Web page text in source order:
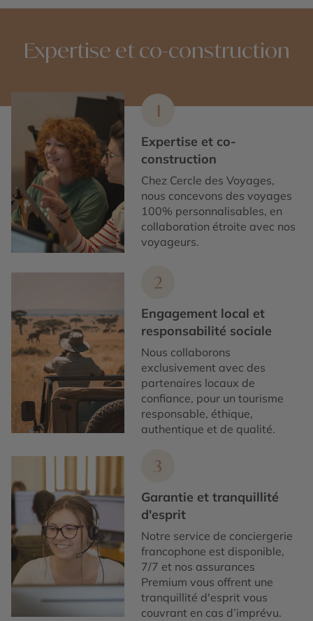
Expertise et co-construction
1
Expertise et co-
construction
Chez Cercle des Voyages,
nous concevons des voyages
100% personnalisables, en
collaboration étroite avec nos
voyageurs.
2
Engagement local et
responsabilité sociale
Nous collaborons
exclusivement avec des
partenaires locaux de
confiance, pour un tourisme
responsable, éthique,
authentique et de qualité.
3
Garantie et tranquillité
d'esprit
Notre service de conciergerie
francophone est disponible,
7/7 et nos assurances
Premium vous offrent une
tranquillité d'esprit vous
couvrant en cas d’imprévu.